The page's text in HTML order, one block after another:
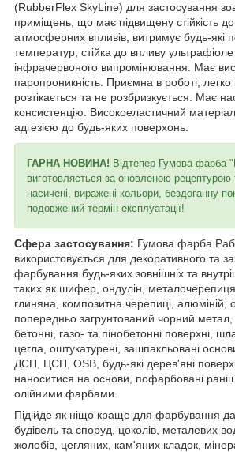
(RubberFlex SkyLine) для застосування
приміщень, що має підвищену стійкість
атмосферних впливів, витримує будь-які
температур, стійка до впливу
інфрачервоного випромінювання. Має
паропроникність. Приємна в роботі,
розтікається та не розбризкується. Має
консистенцію. Високоеластичний
адгезією до будь-яких поверхонь.
ГАРНА НОВИНА! Відтепер Гумова фарба
виготовляється за оновленою
насичені, виражені кольори, бездоганну
подовжений термін експлуатації!
Сфера застосування: Гумова фарба
використовується для декоративного та
фарбування будь-яких зовнішніх та
таких як шифер, ондулін,
глиняна, композитна черепиці, алюміній,
попередньо загрунтований чорний
бетонні, газо- та пінобетонні поверхні,
цегла, оштукатурені, зашпакльовані
ДСП, ЦСП, OSB, будь-які дерев'яні
наноситися на основи, пофарбовані
олійними фарбами.
Підійде як ніщо краще для фарбування
будівель та споруд, цоколів, металевих
жолобів, цегляних, кам'яних кладок,